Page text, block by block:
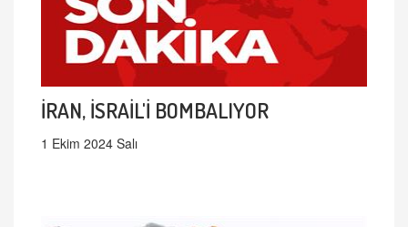
İRAN, İSRAİL'İ BOMBALIYOR
1 Ekim 2024 Salı